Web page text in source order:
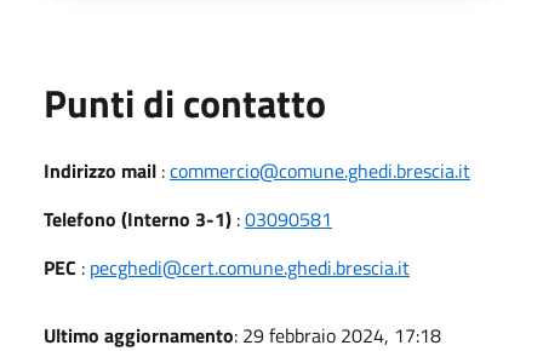
Punti di contatto
Indirizzo mail :commercio@comune.ghedi.brescia.it
Telefono (Interno 3-1) :03090581
PEC : pecghedi@cert.comune.ghedi.brescia.it
Ultimo aggiornamento: 29 febbraio 2024, 17:18